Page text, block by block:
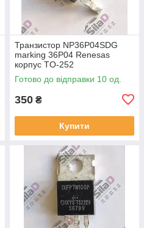
Транзистор NP36P04SDG
marking 36P04 Renesas
корпус TO-252
Готово до відправки 10 од.
350 ₴
Купити